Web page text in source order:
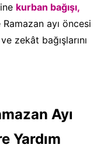
kurban bağışı,
ayı öncesi
zekât bağışlarını
Ayı
Yardım